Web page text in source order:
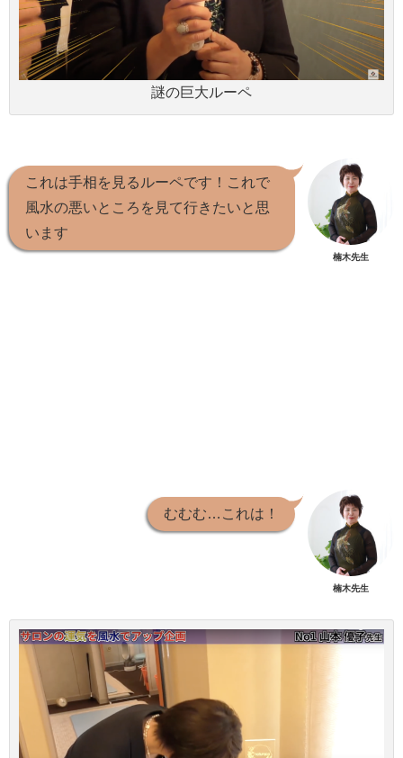
謎の巨大ルーペ
これは手相を見るルーペです！これで
風水の悪いところを見て行きたいと思
います
楠木先生
むむむ…これは！
楠木先生